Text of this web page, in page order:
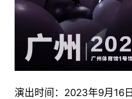
演出时间：2023年9月16